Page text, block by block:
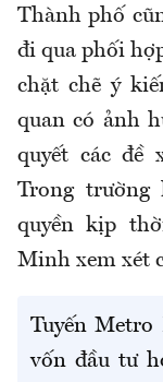
Thành phố
đi qua phối
chặt chẽ ý
quan có ảnh
quyết các đề
Trong trường
quyền kịp
Minh xem xét
Tuyến
vốn đầu tư